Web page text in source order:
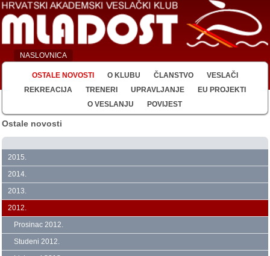
NASLOVNICA
OSTALE NOVOSTI O KLUBU ČLANSTVO
VESLAČI
REKREACIJA
TRENERI UPRAVLJANJE
EU PROJEKTI
O VESLANJU
POVIJEST
Ostale novosti
2015.
2014.
2013.
2012.
Prosinac 2012.
Studeni 2012.